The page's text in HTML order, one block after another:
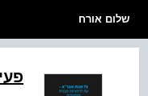
שלום אורח